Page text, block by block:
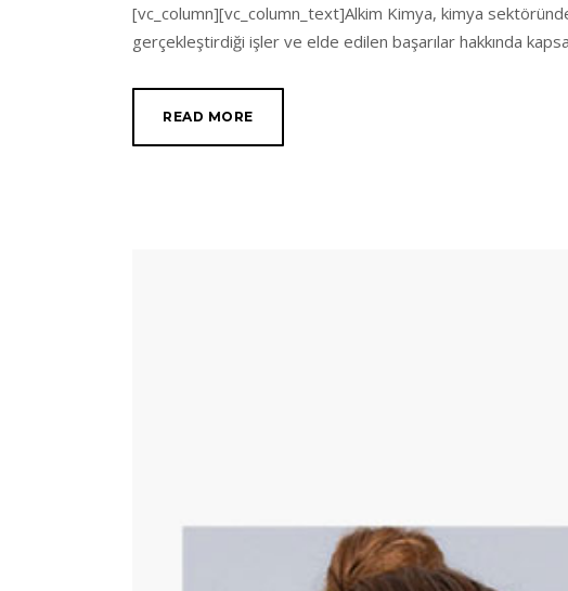
[vc_column][vc_column_text]Alkim Kimya, kimya
gerçekleştirdiği işler ve elde edilen başarılar hakkında
READ MORE